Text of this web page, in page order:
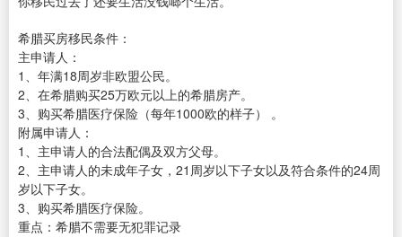
希腊买房移民条件：
主申请人：
1、年满18周岁非欧盟公民。
2、在希腊购买25万欧元以上的希腊房产。
3、购买希腊医疗保险（每年1000欧的样子） 。
附属申请人：
1、主申请人的合法配偶及双方父母。
2、主申请人的未成年子女，21周岁以下子女以及符合条件的24周
岁以下子女。
3、购买希腊医疗保险。
重点：希腊不需要无犯罪记录